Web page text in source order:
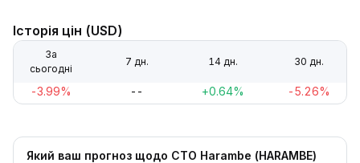
Історія цін (USD)
За
сьогодні
7 дн. 14 дн. 30 дн.
-3.99% -- +0.64% -5.26%
Який ваш прогноз щодо CTO Harambe (HARAMBE)